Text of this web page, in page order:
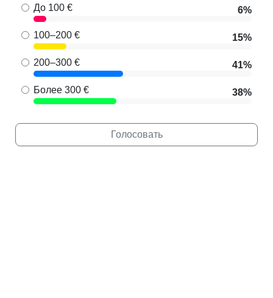
До 100 € 6%
100–200 € 15%
200–300 € 41%
Более 300 € 38%
Голосовать